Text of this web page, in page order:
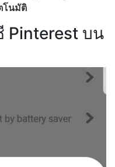
โนมัติ
Pinterest บน